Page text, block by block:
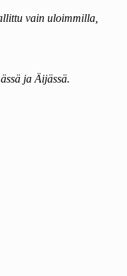
vain uloimmilla,
ja Äijässä.